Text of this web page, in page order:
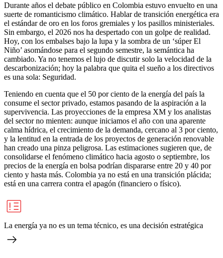
Durante años el debate público en Colombia estuvo envuelto en una
suerte de romanticismo climático. Hablar de transición energética era
el estándar de oro en los foros gremiales y los pasillos ministeriales.
Sin embargo, el 2026 nos ha despertado con un golpe de realidad.
Hoy, con los embalses bajo la lupa y la sombra de un ‘súper El
Niño’ asomándose para el segundo semestre, la semántica ha
cambiado. Ya no tenemos el lujo de discutir solo la velocidad de la
descarbonización; hoy la palabra que quita el sueño a los directivos
es una sola: Seguridad.
Teniendo en cuenta que el 50 por ciento de la energía del país la
consume el sector privado, estamos pasando de la aspiración a la
supervivencia. Las proyecciones de la empresa XM y los analistas
del sector no mienten: aunque iniciamos el año con una aparente
calma hídrica, el crecimiento de la demanda, cercano al 3 por ciento,
y la lentitud en la entrada de los proyectos de generación renovable
han creado una pinza peligrosa. Las estimaciones sugieren que, de
consolidarse el fenómeno climático hacia agosto o septiembre, los
precios de la energía en bolsa podrían dispararse entre 20 y 40 por
ciento y hasta más. Colombia ya no está en una transición plácida;
está en una carrera contra el apagón (financiero o físico).
La energía ya no es un tema técnico, es una decisión estratégica